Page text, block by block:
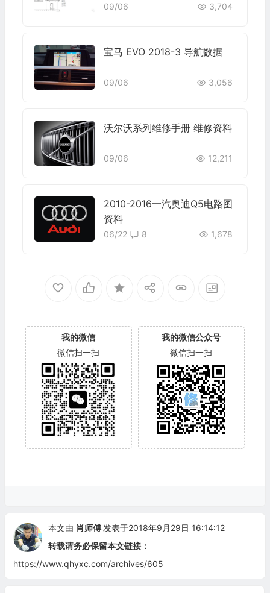
09/06 3,704
宝马 EVO 2018-3 导航数据
09/06 3,056
沃尔沃系列维修手册 维修资料
09/06 12,211
2010-2016一汽奥迪Q5电路图
资料
06/22 1,678
8
我的微信
微信扫一扫
我的微信公众号
微信扫一扫
本文由 肖师傅 发表于2018年9月29日 16:14:12
转载请务必保留本文链接：
https://www.qhyxc.com/archives/605